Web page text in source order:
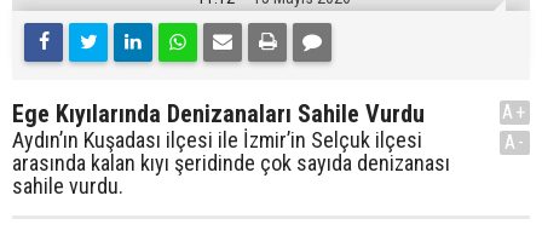
Ege Kıyılarında Denizanaları Sahile Vurdu
Aydın’ın Kuşadası ilçesi ile İzmir’in Selçuk ilçesi
arasında kalan kıyı şeridinde çok sayıda denizanası
sahile vurdu.
A+
A-